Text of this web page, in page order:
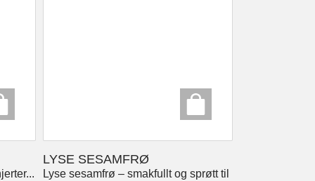
LYSE SESAMFRØ
Lyse sesamfrø – smakfullt og sprøtt til